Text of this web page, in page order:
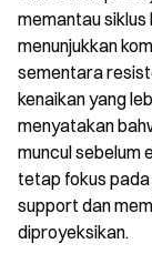
memantau
menunjukkan
sementara
kenaikan yang
menyatakan
muncul sebelum
tetap fokus
support dan
diproyeksikan.